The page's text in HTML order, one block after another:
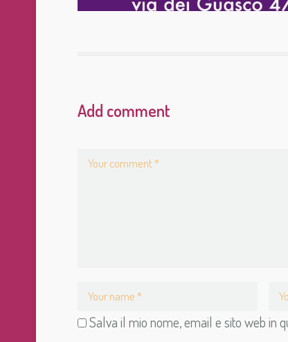
Add comment
Salva il mio nome, email e sito web in